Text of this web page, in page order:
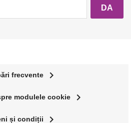
frecvente navigate_next
modulele cookie navigate_next
și condiții navigate_next